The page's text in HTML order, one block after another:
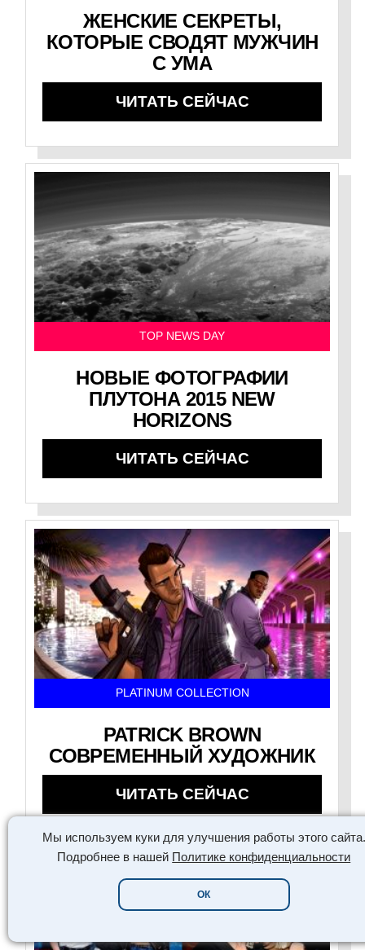
Мы используем куки для улучшения работы этого сайта.
Подробнее в нашей Политике конфиденциальности
ОК
ЖЕНСКИЕ СЕКРЕТЫ,
КОТОРЫЕ СВОДЯТ МУЖЧИН
С УМА
ЧИТАТЬ СЕЙЧАС
TOP NEWS DAY
НОВЫЕ ФОТОГРАФИИ
ПЛУТОНА 2015 NEW
HORIZONS
ЧИТАТЬ СЕЙЧАС
PLATINUM COLLECTION
PATRICK BROWN
СОВРЕМЕННЫЙ ХУДОЖНИК
ЧИТАТЬ СЕЙЧАС